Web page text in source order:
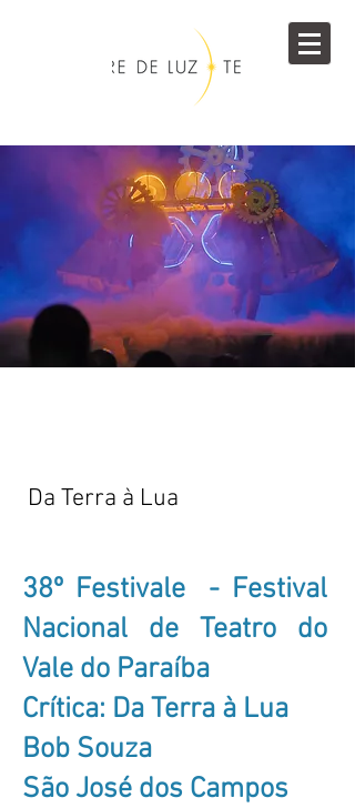
Da Terra à Lua
38º Festivale - Festival
Nacional de Teatro do
Vale do Paraíba
Crítica: Da Terra à Lua
Bob Souza
São José dos Campos